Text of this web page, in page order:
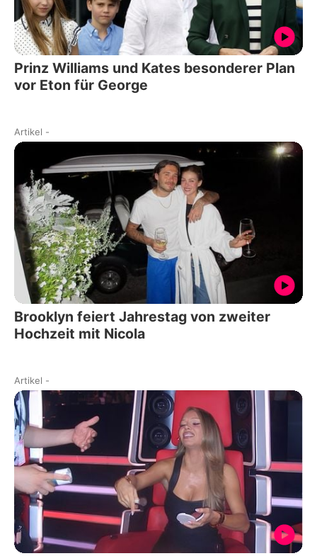
Prinz Williams und Kates besonderer Plan
vor Eton für George
Artikel -
Brooklyn feiert Jahrestag von zweiter
Hochzeit mit Nicola
Artikel -